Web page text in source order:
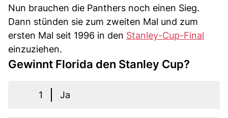
Nun brauchen die Panthers noch einen Sieg.
Dann stünden sie zum zweiten Mal und zum
ersten Mal seit 1996 in den Stanley-Cup-Final
einzuziehen.
Gewinnt Florida den Stanley Cup?
1 Ja